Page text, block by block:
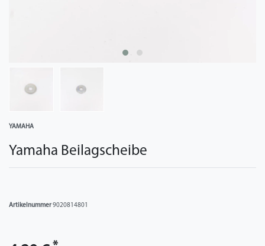
YAMAHA
Yamaha Beilagscheibe
Artikelnummer9020814801